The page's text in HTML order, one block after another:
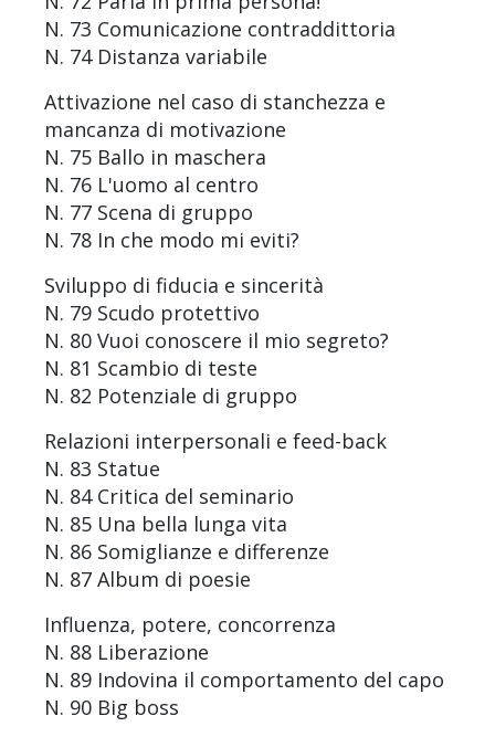
N. 73 Comunicazione contraddittoria
N. 74 Distanza variabile
Attivazione nel caso di stanchezza e
mancanza di motivazione
N. 75 Ballo in maschera
N. 76 L'uomo al centro
N. 77 Scena di gruppo
N. 78 In che modo mi eviti?
Sviluppo di fiducia e sincerità
N. 79 Scudo protettivo
N. 80 Vuoi conoscere il mio segreto?
N. 81 Scambio di teste
N. 82 Potenziale di gruppo
Relazioni interpersonali e feed-back
N. 83 Statue
N. 84 Critica del seminario
N. 85 Una bella lunga vita
N. 86 Somiglianze e differenze
N. 87 Album di poesie
Influenza, potere, concorrenza
N. 88 Liberazione
N. 89 Indovina il comportamento del capo
N. 90 Big boss